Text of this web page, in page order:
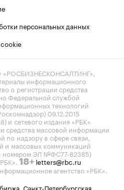
персональных данных
информационного
о регистрации средства
Федеральной службой
технологий
09.12.2015
сетевого издания «РБК»
средства массовой информации
по надзору в сфере связи,
и массовых коммуникаций
номером ЭЛ №ФС77-82385)
18+ letters@rbc.ru
агентство «РБК».
Санкт-Петербургская